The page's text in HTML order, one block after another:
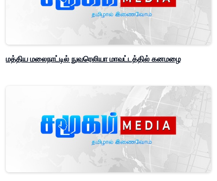
மத்திய மலைநாட்டில் நுவரெலியா மாவட்டத்தில் கனமழை